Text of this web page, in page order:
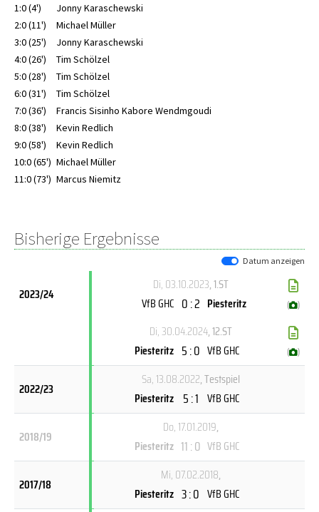
1:0 (4')
Jonny Karaschewski
2:0 (11')
Michael Müller
3:0 (25')
Jonny Karaschewski
4:0 (26')
Tim Schölzel
5:0 (28')
Tim Schölzel
6:0 (31')
Tim Schölzel
7:0 (36')
Francis Sisinho Kabore Wendmgoudi
8:0 (38')
Kevin Redlich
9:0 (58')
Kevin Redlich
10:0 (65') Michael Müller
11:0 (73') Marcus Niemitz
Bisherige Ergebnisse
Datum anzeigen
2023/24
Di, 03.10.2023, 1.ST
VfB GHC 0 : 2 Piesteritz ( )
Di, 30.04.2024, 12.ST
Piesteritz 5 : 0 VfB GHC ( )
2022/23
Sa, 13.08.2022, Testspiel
Piesteritz 5 : 1 VfB GHC
2018/19
Do, 17.01.2019,
Piesteritz 11 : 0 VfB GHC
2017/18
Mi, 07.02.2018,
Piesteritz 3 : 0 VfB GHC